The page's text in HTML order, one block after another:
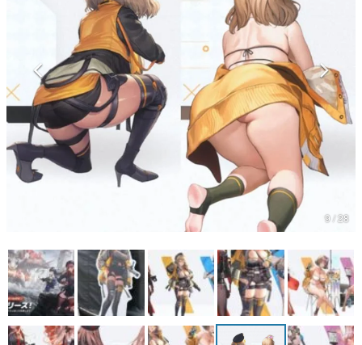
ゲームが変えた日本語
「経験値」「裏技」「ラスボス」… ゲームにまつわる言葉
の起源や用法の変遷を、コンピューター文化史研究家・タ
イニーP氏が徹底調査。
カテゴリ
特集記事
マンガ
その他
電ファミニコゲーマーとは？
運営：株式会社マレ
9 / 28